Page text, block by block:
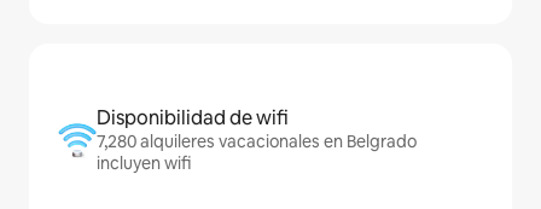
Disponibilidad de wifi
7,280 alquileres vacacionales en Belgrado
incluyen wifi